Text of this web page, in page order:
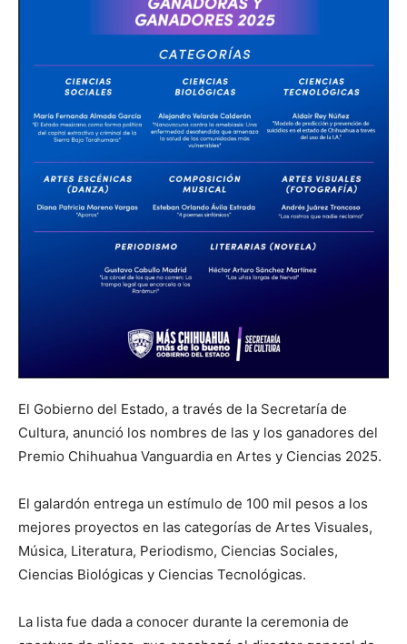
El Gobierno del Estado, a través de la Secretaría de
Cultura, anunció los nombres de las y los ganadores del
Premio Chihuahua Vanguardia en Artes y Ciencias 2025.
El galardón entrega un estímulo de 100 mil pesos a los
mejores proyectos en las categorías de Artes Visuales,
Música, Literatura, Periodismo, Ciencias Sociales,
Ciencias Biológicas y Ciencias Tecnológicas.
La lista fue dada a conocer durante la ceremonia de